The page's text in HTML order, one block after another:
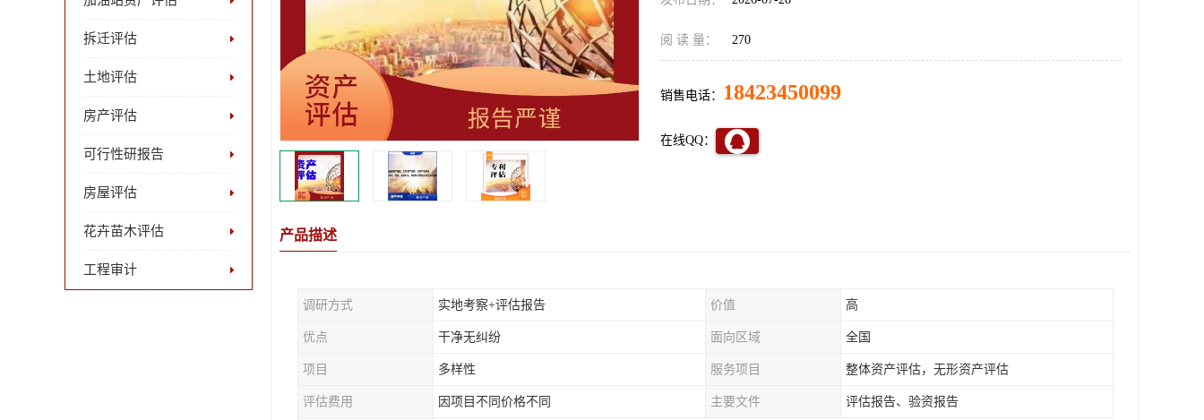
拆迁评估
土地评估
房产评估
可行性研报告
房屋评估
花卉苗木评估
工程审计
阅 读 量： 270
销售电话： 18423450099
在线QQ：
产品描述
调研方式 实地考察+评估报告 价值 高
优点 干净无纠纷 面向区域 全国
项目 多样性 服务项目 整体资产评估，无形资产评估
评估费用 因项目不同价格不同 主要文件 评估报告、验资报告